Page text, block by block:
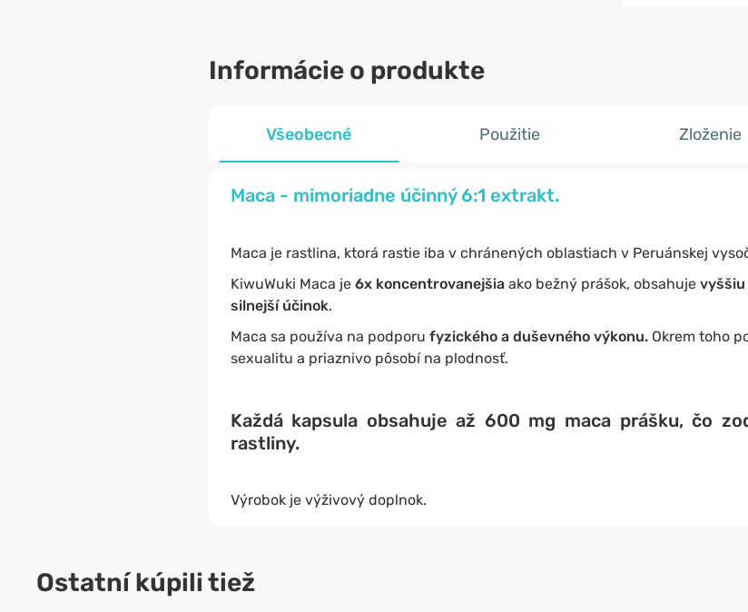
Informácie o produkte
Všeobecné Použitie Zloženie
Maca - mimoriadne účinný 6:1 extrakt.
Maca je rastlina, ktorá rastie iba v chránených oblastiach v Peruánskej
KiwuWuki Maca je6x koncentrovanejšiaako bežný prášok, obsahujevyššiu
silnejší účinok.
Maca sa používa na podporu fyzického a duševného výkonu.Okrem toho
sexualitu a priaznivo pôsobí na plodnosť.
Každá kapsula obsahuje až 600 mg maca prášku, čo
rastliny.
Výrobok je výživový doplnok.
Ostatní kúpili tiež